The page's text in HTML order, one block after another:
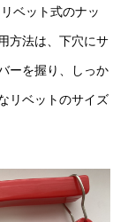
ベット式のナッ
方法は、下穴にサ
ーを握り、しっか
リベットのサイズ